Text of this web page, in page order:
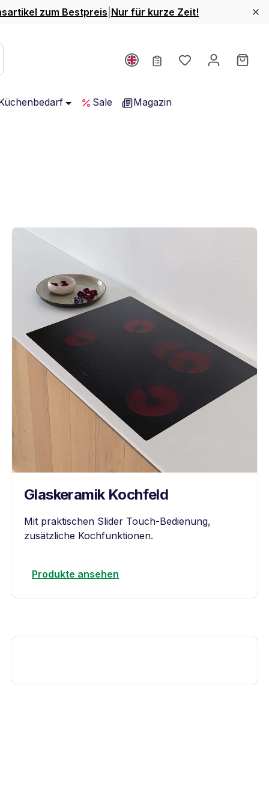
zum Bestpreis Nur für kurze Zeit!
Du hast 0
Sale Magazin
Glaskeramik Kochfeld
Mit praktischen Slider Touch-Bedienung,
zusätzliche Kochfunktionen.
Produkte ansehen